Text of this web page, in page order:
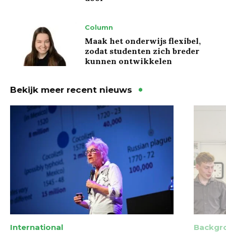
Column
Maak het onderwijs flexibel,
zodat studenten zich breder
kunnen ontwikkelen
Bekijk meer recent nieuws
International